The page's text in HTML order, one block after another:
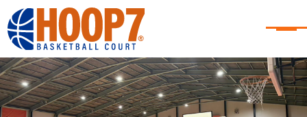
大阪・東大阪・堺のバスケコートレンタル｜HOOP7
大阪・東大阪・堺のバスケコート
レンタル｜HOOP7
HOME
初めての方へ
東大阪店
堺店